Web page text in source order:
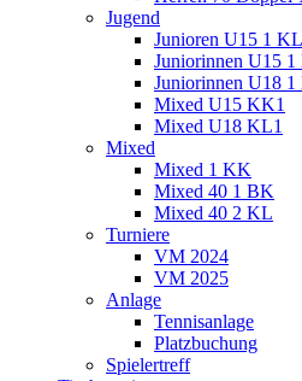
Jugend
Junioren U15 1
Juniorinnen U15 1
Juniorinnen U18 1
Mixed U15 KK1
Mixed U18 KL1
Mixed
Mixed 1 KK
Mixed 40 1 BK
Mixed 40 2 KL
Turniere
VM 2024
VM 2025
Anlage
Tennisanlage
Platzbuchung
Spielertreff